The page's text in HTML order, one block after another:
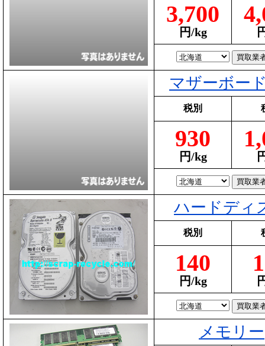
3,700
円/kg
マザーボー
税別
930
円/kg
ハードディ
税別
140
円/kg
メモリー